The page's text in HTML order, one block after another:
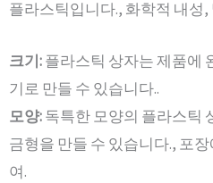
플라스틱입니다., 화학적 내성,
크기:플라스틱 상자는 제품에
기로 만들 수 있습니다..
모양:독특한 모양의 플라스틱
금형을 만들 수 있습니다., 포
여.